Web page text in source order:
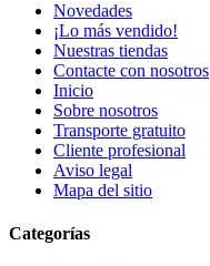
Novedades
¡Lo más vendido!
Nuestras tiendas
Contacte con nosotros
Inicio
Sobre nosotros
Transporte gratuito
Cliente profesional
Aviso legal
Mapa del sitio
Categorías